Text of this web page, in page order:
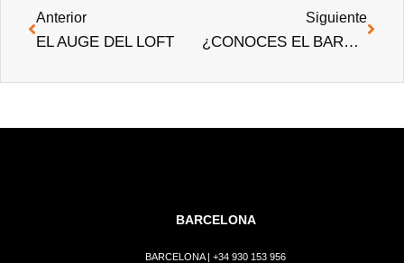
Anterior
EL AUGE DEL LOFT
Siguiente
¿CONOCES EL BARRIO DE ARGÜELLES EN MADRID?
BARCELONA
BARCELONA | +34 930 153 956